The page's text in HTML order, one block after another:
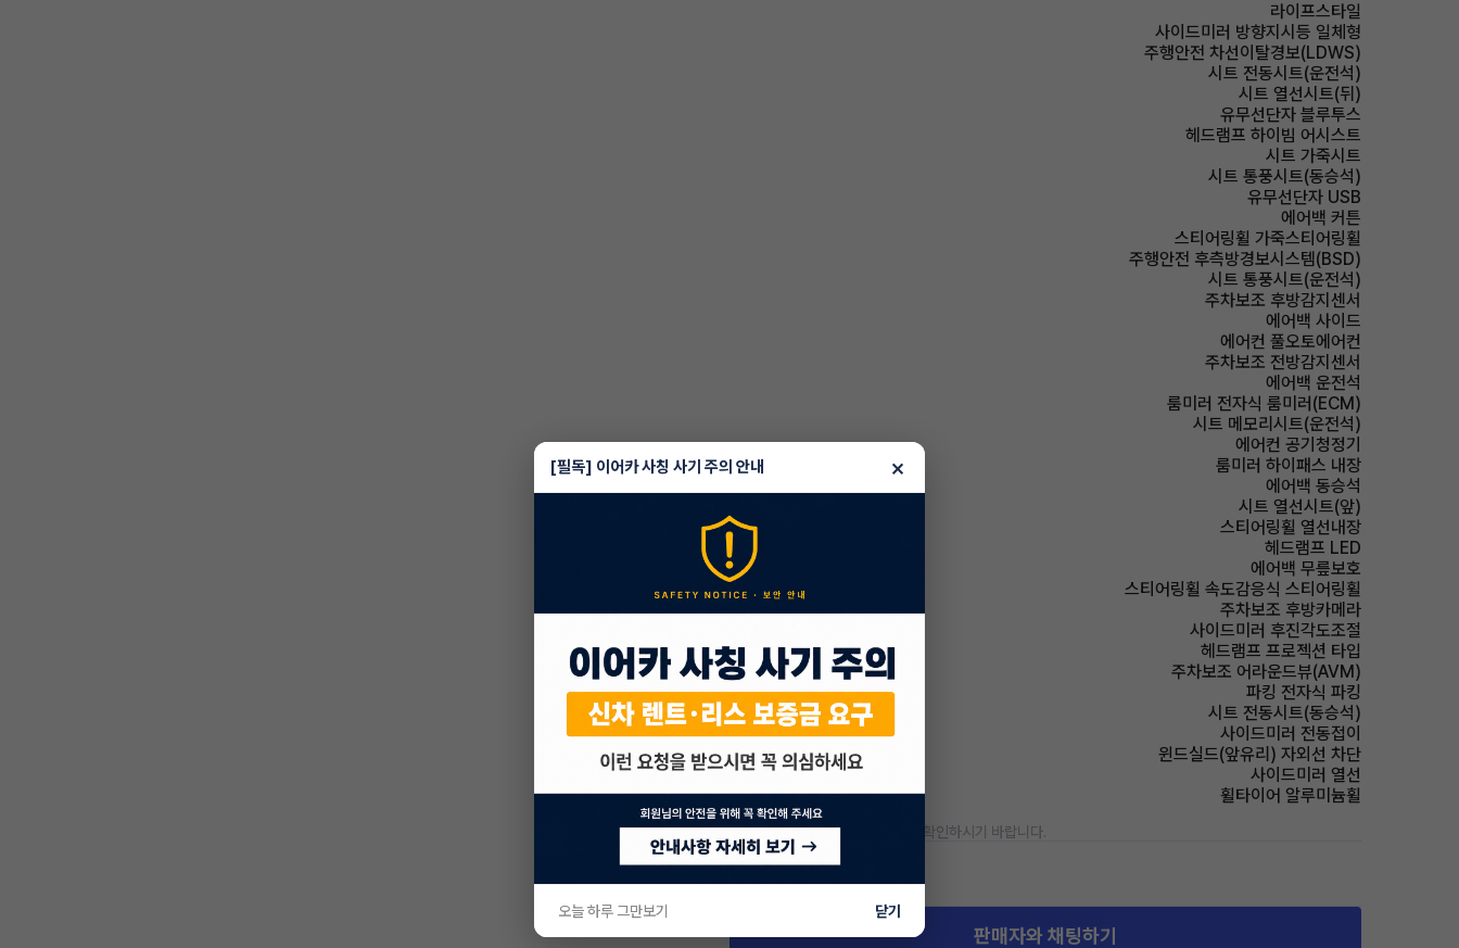
라이프스타일
사이드미러 방향지시등 일체형
주행안전 차선이탈경보(LDWS)
시트 전동시트(운전석)
시트 열선시트(뒤)
유무선단자 블루투스
헤드램프 하이빔 어시스트
시트 가죽시트
시트 통풍시트(동승석)
유무선단자 USB
에어백 커튼
스티어링휠 가죽스티어링휠
주행안전 후측방경보시스템(BSD)
시트 통풍시트(운전석)
주차보조 후방감지센서
에어백 사이드
에어컨 풀오토에어컨
주차보조 전방감지센서
에어백 운전석
룸미러 전자식 룸미러(ECM)
시트 메모리시트(운전석)
에어컨 공기청정기
룸미러 하이패스 내장
에어백 동승석
시트 열선시트(앞)
스티어링휠 열선내장
헤드램프 LED
에어백 무릎보호
스티어링휠 속도감응식 스티어링휠
주차보조 후방카메라
사이드미러 후진각도조절
헤드램프 프로젝션 타입
주차보조 어라운드뷰(AVM)
파킹 전자식 파킹
시트 전동시트(동승석)
사이드미러 전동접이
윈드실드(앞유리) 자외선 차단
사이드미러 열선
휠타이어 알루미늄휠
* 정확한 정보는 판매자와 반드시 확인하시기 바랍니다.
차량 위치
판매자와 채팅하기
[필독] 이어카 사칭 사기 주의 안내 ×
오늘 하루 그만보기 닫기